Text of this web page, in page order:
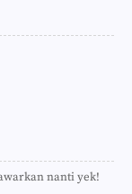
nanti yek!